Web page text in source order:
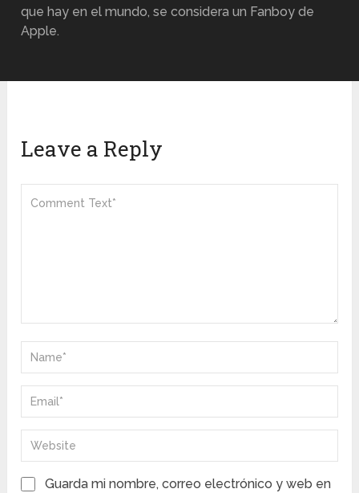
que hay en el mundo, se considera un Fanboy de
Apple.
Leave a Reply
Guarda mi nombre, correo electrónico y web en